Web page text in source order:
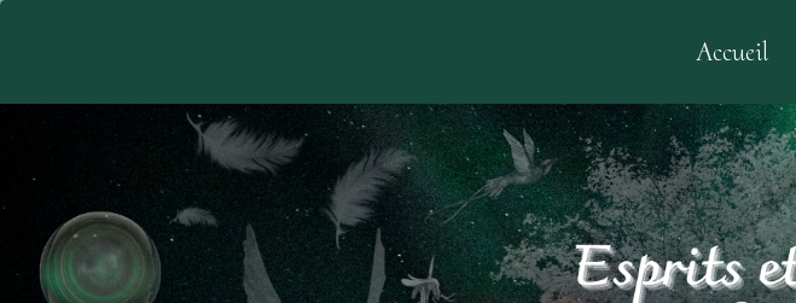
Accueil